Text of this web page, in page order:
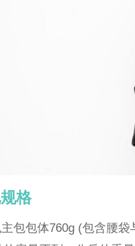
格
包包体760g (包含腰